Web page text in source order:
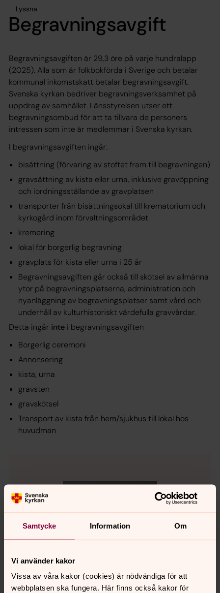
Samtycke Information Om
Vi använder kakor
Vissa av våra kakor (cookies) är nödvändiga för att
webbplatsen ska fungera. Här finns också kakor för
Lyssna
Begravningsavgift
Begravningsavgiften är 29,3 öre på varje hundralapp
(2025). Alla som är folkbokförda i Sverige och betalar
kommunal inkomstskatt betalar begravningsavgift.
Svenska kyrkan bedriver begravningsverksamhet på
uppdrag av samhället. Länsstyrelsen utser ett
begravningsombud för att ta tillvara de personers
intressen som inte är medlemmar i Svenska kyrkan.
I begravningsavgiften ingår:
bisättning (förvaring av stoftet fram till begravningen)
gravsättning av kista eller urna, inklusive gravöppning
och iordningsställande av gravplatsen
transporter från bisättningsokal till krematorium och
kyrkogård inom förvaltningsområdet
kremering
lokal för borgerlig begravning
gravplats för kista eller urna i 25 år
Begravningsavgiften går också till skötsel av allmänna
ytor på begravningsplatserna, administration och
nyanläggning av begravningsplatser samt vård och
underhåll av kulturhistoriskt värdefulla gravvårdar.
Detta ingår inte i begravningsavgiften
Borgerlig ceremoni
Annonsering
kista, urna
gravsten
gravskötsel
Transport av kista från hem/sjukhus till lokal hos
huvudman